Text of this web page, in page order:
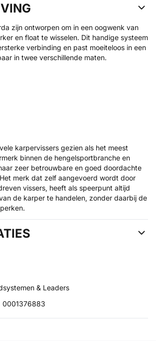
zijn ontworpen om in een oogwenk van
en float te wisselen. Dit handige systeem
verbinding en past moeiteloos in een
in twee verschillende maten.
karpervissers gezien als het meest
binnen de hengelsportbranche en
zeer betrouwbare en goed doordachte
merk dat zelf aangevoerd wordt door
vissers, heeft als speerpunt altijd
de karper te handelen, zonder daarbij de
& Leaders
0001376883